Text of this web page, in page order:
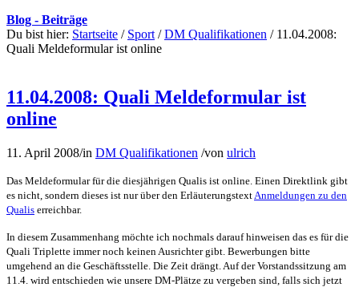
Blog - Beiträge
Du bist hier: Startseite / Sport / DM Qualifikationen / 11.04.2008:
Quali Meldeformular ist online
11.04.2008: Quali Meldeformular ist
online
11. April 2008/in DM Qualifikationen /von ulrich
Das Meldeformular für die diesjährigen Qualis ist online. Einen Direktlink gibt
es nicht, sondern dieses ist nur über den Erläuterungstext Anmeldungen zu den
Qualis erreichbar.
In diesem Zusammenhang möchte ich nochmals darauf hinweisen das es für die
Quali Triplette immer noch keinen Ausrichter gibt. Bewerbungen bitte
umgehend an die Geschäftsstelle. Die Zeit drängt. Auf der Vorstandssitzung am
11.4. wird entschieden wie unsere DM-Plätze zu vergeben sind, falls sich jetzt